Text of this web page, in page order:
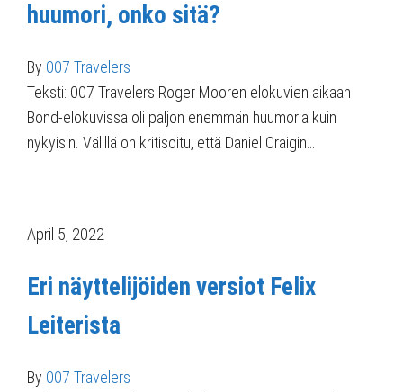
huumori, onko sitä?
By 007 Travelers
Teksti: 007 Travelers Roger Mooren elokuvien aikaan
Bond-elokuvissa oli paljon enemmän huumoria kuin
nykyisin. Välillä on kritisoitu, että Daniel Craigin…
April 5, 2022
Eri näyttelijöiden versiot Felix
Leiterista
By 007 Travelers